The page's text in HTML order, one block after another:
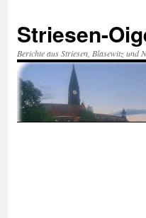
springen
Striesen-
Berichte aus Striesen, Blasewitz und